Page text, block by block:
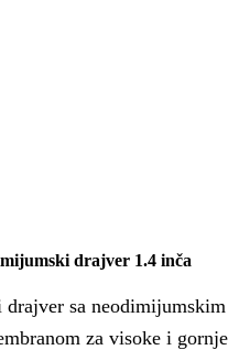
drajver 1.4 inča
drajver sa
za visoke i